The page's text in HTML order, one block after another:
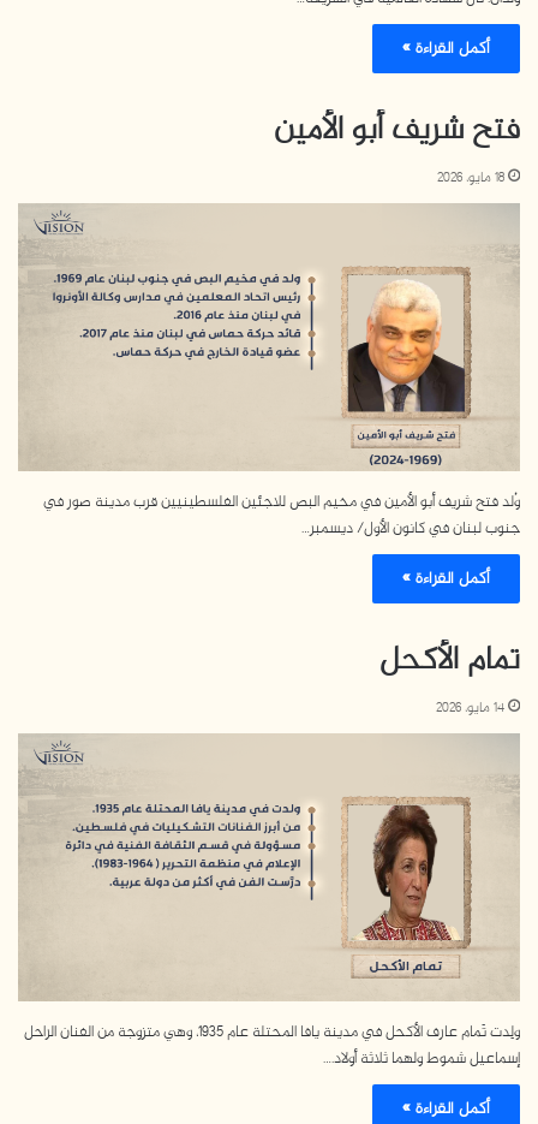
أكمل القراءة »
فتح شريف أبو الأمين
18 مايو، 2026
وُلد فتح شريف أبو الأمين في مخيم البص للاجئين الفلسطينيين قرب مدينة صور في
جنوب لبنان في كانون الأول/ ديسمبر…
أكمل القراءة »
تمام الأكحل
14 مايو، 2026
ولِدت تَمام عارف الأكحل في مدينة يافا المحتلة عام 1935، وهي متزوجة من الفنان الراحل
إسماعيل شموط ولهما ثلاثة أولاد.…
أكمل القراءة »